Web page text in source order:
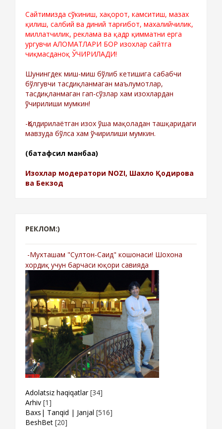
Сайтимизда сўкиниш, хақорот, камситиш, мазах
қилиш, салбий ва диний тарғибот, махалийчилик,
миллатчилик, реклама ва қадр қимматни ерга
ургувчи АЛОМАТЛАРИ БОР изохлар сайтга
чиқмасданоқ ЎЧИРИЛАДИ!
Шунингдек миш-миш бўлиб кетишига сабабчи
бўлгувчи тасдиқланмаган маълумотлар,
тасдиқланмаган гап-сўзлар хам изохлардан
ўчирилиши мумкин!
-Қолдирилаётган изох ўша мақоладан ташқаридаги
мавзуда бўлса хам ўчирилиши мумкин.
(батафсил манбаа)
Изохлар модератори NOZI, Шахло Қодирова
ва Бекзод
РЕКЛОМ:)
-Мухташам "Султон-Саид" кошонаси! Шохона
хордиқ учун барчаси юқори савияда
Adolatsiz haqiqatlar [34]
Arhiv [1]
Baxs| Tanqid | Janjal [516]
BeshBet [20]